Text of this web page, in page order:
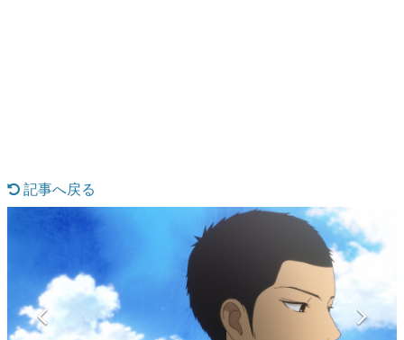
カテゴリ
特集記事
女性向け
アプリレビュー
記事へ戻る